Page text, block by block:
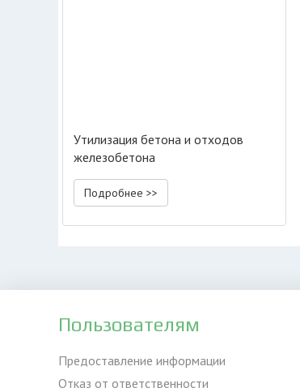
Утилизация бетона и отходов
железобетона
Подробнее >>
Пользователям
Предоставление информации
Отказ от ответственности